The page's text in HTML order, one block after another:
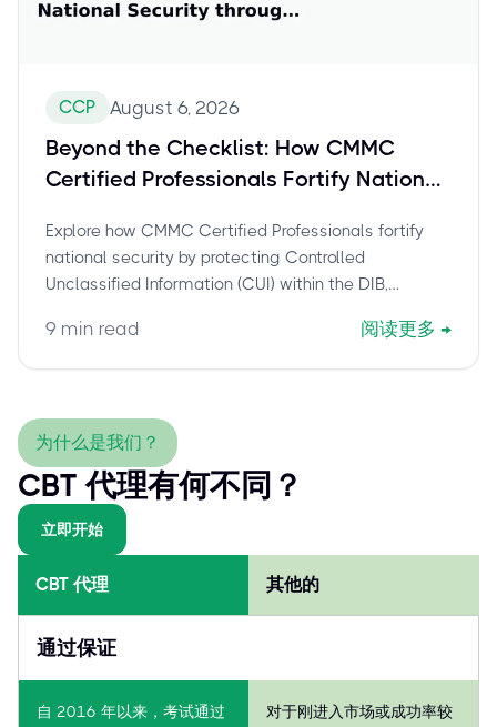
CCP August 6, 2026
Beyond the Checklist: How CMMC
Certified Professionals Fortify National
Explore how CMMC Certified Professionals fortify
national security by protecting Controlled
Unclassified Information (CUI) within the DIB,
CMMC Level 2 compliance. Learn the CCP's
strategic role and how to get certified.
9 min read 阅读更多 →
为什么是我们？
CBT 代理有何不同？
立即开始
CBT 代理 其他的
通过保证
自 2016 年以来，考试通过
对于刚进入市场或成功率较